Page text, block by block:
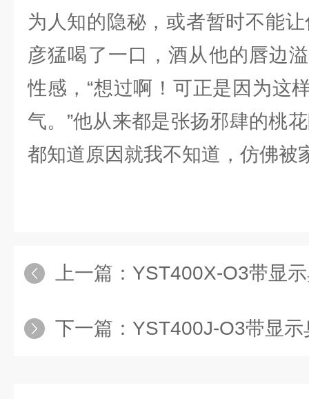
为人知的隐秘，或者暂时不能
彦猛喝了一口，酒从他的唇边
性感，“想过啊！可正是因为这
气。”他从来都是张扬邪肆的桃
都知道原因就我不知道，仿佛被
上一篇： YST400X-O3带显
下一篇： YST400J-O3带显